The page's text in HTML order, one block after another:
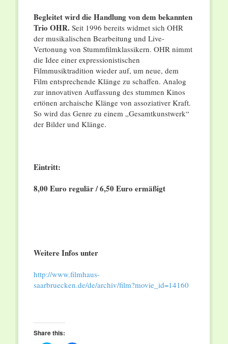
Begleitet wird die Handlung von dem bekannten
Trio OHR. Seit 1996 bereits widmet sich OHR
der musikalischen Bearbeitung und Live-
Vertonung von Stummfilmklassikern. OHR nimmt
die Idee einer expressionistischen
Filmmusiktradition wieder auf, um neue, dem
Film entsprechende Klänge zu schaffen. Analog
zur innovativen Auffassung des stummen Kinos
ertönen archaische Klänge von assoziativer Kraft.
So wird das Genre zu einem „Gesamtkunstwerk“
der Bilder und Klänge.
Eintritt:
8,00 Euro regulär / 6,50 Euro ermäßigt
Weitere Infos unter
http://www.filmhaus-
saarbruecken.de/de/archiv/film?movie_id=14160
Share this: